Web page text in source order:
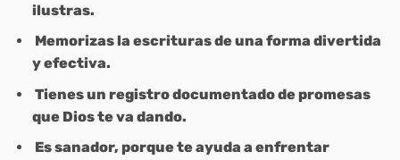
ilustras.
Memorizas la escrituras de una forma divertida
y efectiva.
Tienes un registro documentado de promesas
que Dios te va dando.
Es sanador, porque te ayuda a enfrentar